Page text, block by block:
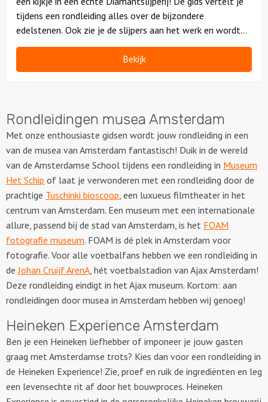
tijdens een rondleiding alles over de bijzondere
edelstenen. Ook zie je de slijpers aan het werk en wordt
een collectie juwelen getoond.
Bekijk
Rondleidingen musea Amsterdam
Met onze enthousiaste gidsen wordt jouw rondleiding in een
van de musea van Amsterdam fantastisch! Duik in de wereld
van de Amsterdamse School tijdens een rondleiding in Museum
Het Schip of laat je verwonderen met een rondleiding door de
prachtige Tuschinki bioscoop, een luxueus filmtheater in het
centrum van Amsterdam. Een museum met een internationale
allure, passend bij de stad van Amsterdam, is het FOAM
fotografie museum. FOAM is dé plek in Amsterdam voor
fotografie. Voor alle voetbalfans hebben we een rondleiding in
deJohan Cruijf ArenA, hét voetbalstadion van Ajax Amsterdam!
Deze rondleiding eindigt in het Ajax museum. Kortom: aan
rondleidingen door musea in Amsterdam hebben wij genoeg!
Heineken Experience Amsterdam
Ben je een Heineken liefhebber of imponeer je jouw gasten
graag met Amsterdamse trots? Kies dan voor een rondleiding in
de Heineken Experience! Zie, proef en ruik de ingrediënten en leg
een levensechte rit af door het bouwproces. Heineken